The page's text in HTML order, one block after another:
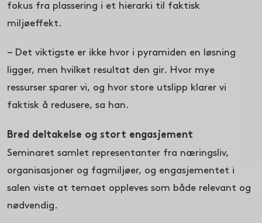
fokus fra plassering i et hierarki til faktisk
miljøeffekt.
– Det viktigste er ikke hvor i pyramiden en løsning
ligger, men hvilket resultat den gir. Hvor mye
ressurser sparer vi, og hvor store utslipp klarer vi
faktisk å redusere, sa han.
Bred deltakelse og stort engasjement
Seminaret samlet representanter fra næringsliv,
organisasjoner og fagmiljøer, og engasjementet i
salen viste at temaet oppleves som både relevant og
nødvendig.